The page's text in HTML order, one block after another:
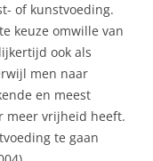
of kunstvoeding.
keuze omwille van
ook als
men naar
en meest
meer vrijheid heeft.
te gaan